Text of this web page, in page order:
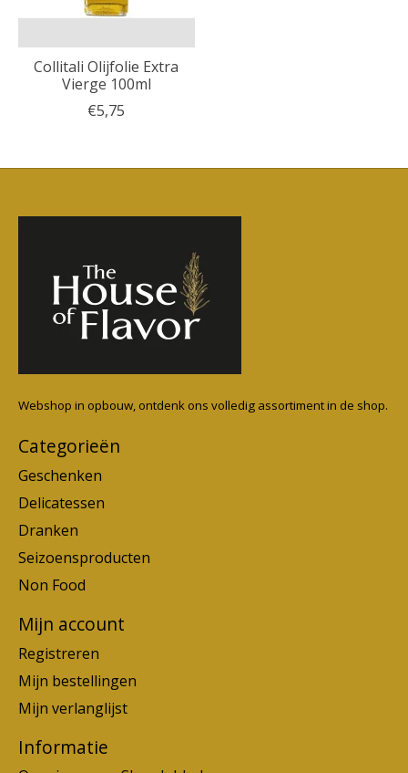
Collitali Olijfolie Extra
Vierge 100ml
€5,75
Webshop in opbouw, ontdenk ons volledig assortiment in de shop.
Categorieën
Geschenken
Delicatessen
Dranken
Seizoensproducten
Non Food
Mijn account
Registreren
Mijn bestellingen
Mijn verlanglijst
Informatie